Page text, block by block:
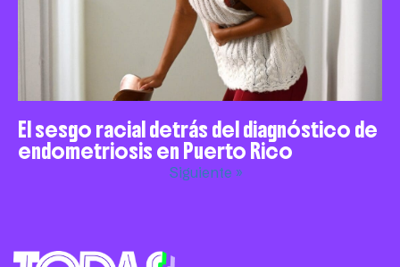
El sesgo racial detrás del diagnóstico de
endometriosis en Puerto Rico
Siguiente »